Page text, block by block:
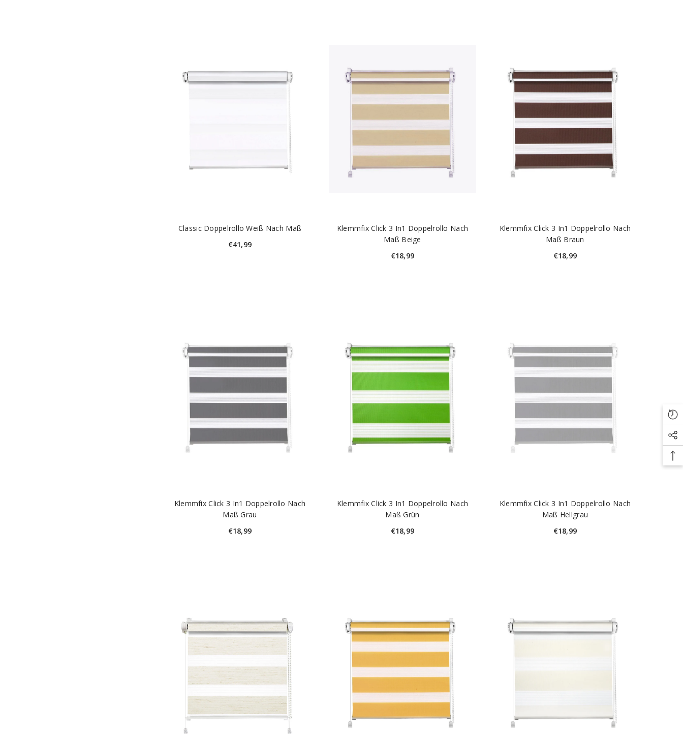
Classic Doppelrollo Weiß Nach Maß
€41,99
Klemmfix Click 3 In1 Doppelrollo Nach
Maß Beige
€18,99
Klemmfix Click 3 In1 Doppelrollo Nach
Maß Braun
€18,99
Klemmfix Click 3 In1 Doppelrollo Nach
Maß Grau
€18,99
Klemmfix Click 3 In1 Doppelrollo Nach
Maß Grün
€18,99
Klemmfix Click 3 In1 Doppelrollo Nach
Maß Hellgrau
€18,99